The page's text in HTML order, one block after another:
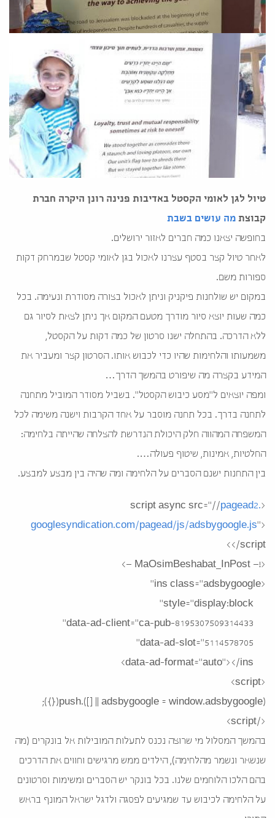
טיול לגן לאומי הקסטל באדיבות פנינה רונן היקרה חברת
קבוצת מה עושים בשבת
בחופשה יצאנו כמה חברים לאזור ירושלים.
לאחר טיול קצר בסטף עצרנו לאכול בגן לאומי קסטל שבמרחק דקות
ספורות משם.
במקום יש שולחנות פיקניק וניתן לאכול בצורה מסודרת ונעימה. בכל
כמה שעות יוצא סיור מודרך מטעם המקום אך ניתן לצאת לסיור גם
ללא הדרכה. בהתחלה ישנו סרטון של כמה דקות על הקסטל,
משמעותו והלחימות שהיו כדי לכבוש אותו. הסרטון קצר ומעביר את
המידע בקצרה מה שיפורט בהמשך הדרך…
ומפה יוצאים ל"מסע כיבוש הקסטל". בשביל מסודר המוביל מתחנה
לתחנה בדרך. בכל תחנה מוסבר על אחד הקרבות וישנה משימה לכל
המשפחה המהווה חלק היכולת הנדרשת להצלחה שהייתה בלחימה:
החלטיות, אמינות, שיטוף פעולה….
בין התחנות ישנם הסברים על הלחימה ומה שהיה בין מבצע למבצע.
<script async src="//
pagead2.
googlesyndication.com/pagead/js/adsbygoogle.js">
</script>
<!– MaOsimBeshabat_InPost –>
<ins class="adsbygoogle"
8195307509314433"
<script>
(adsbygoogle = window.adsbygoogle || []).push({});
</script>
בהמשך המסלול מי שרוצה נכנס לתעלות המובילות אל בונקרים (מה
שנשאר ונשמר מהלחימה), הילדים ממש מרגישים וחווים את הדרכים
בהם הלכו הלוחמים שלנו. בכל בונקר יש הסברים ומשימות וסרטונים
על הלחימה לכיבוש עד שמגיעים לפסגה ולדגל ישראל המונף בראש